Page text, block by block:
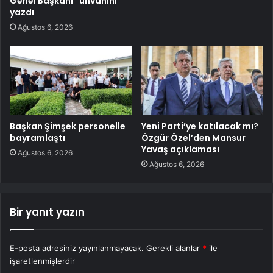
yazdı
Ağustos 6, 2026
Başkan Şimşek personelle
bayramlaştı
Ağustos 6, 2026
Yeni Parti’ye katılacak mı?
Özgür Özel’den Mansur
Yavaş açıklaması
Ağustos 6, 2026
Bir yanıt yazın
E-posta adresiniz yayınlanmayacak. Gerekli alanlar * ile
işaretlenmişlerdir